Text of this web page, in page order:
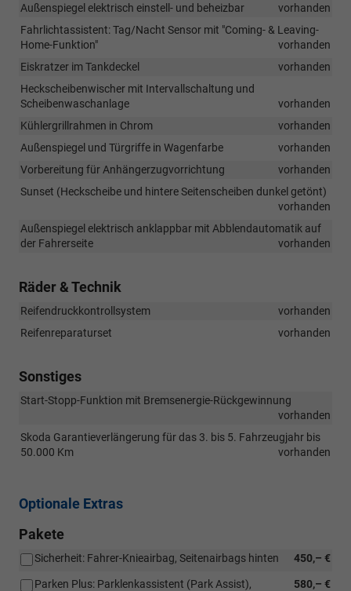
Außenspiegel elektrisch einstell- und beheizbar
vorhanden
Fahrlichtassistent: Tag/Nacht Sensor mit "Coming- & Leaving-
Home-Funktion"
vorhanden
Eiskratzer im Tankdeckel
vorhanden
Heckscheibenwischer mit Intervallschaltung und
Scheibenwaschanlage
vorhanden
Kühlergrillrahmen in Chrom
vorhanden
Außenspiegel und Türgriffe in Wagenfarbe
vorhanden
Vorbereitung für Anhängerzugvorrichtung
vorhanden
Sunset (Heckscheibe und hintere Seitenscheiben dunkel getönt)
vorhanden
Außenspiegel elektrisch anklappbar mit Abblendautomatik auf
der Fahrerseite
vorhanden
Räder & Technik
Reifendruckkontrollsystem
vorhanden
Reifenreparaturset
vorhanden
Sonstiges
Start-Stopp-Funktion mit Bremsenergie-Rückgewinnung
vorhanden
Skoda Garantieverlängerung für das 3. bis 5. Fahrzeugjahr bis
50.000 Km
vorhanden
Optionale Extras
Pakete
450,– €
Sicherheit: Fahrer-Knieairbag, Seitenairbags hinten
580,– €
Parken Plus: Parklenkassistent (Park Assist),